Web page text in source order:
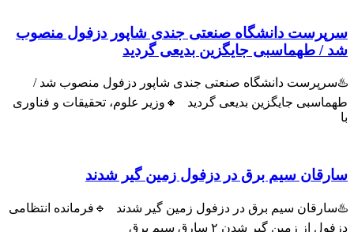
دانشگاه صنعتی جندی شاپور دزفول منصوب
طهماسبی جایگزین بدیعی گردید
دانشگاه صنعتی جندی شاپور دزفول منصوب شد /
جایگزین بدیعی گردید 🔸وزیر علوم، تحقیقات و فناوری
سیم برق در دزفول زمین گیر شدند
سیم برق در دزفول زمین گیر شدند 🔹فرمانده انتظامی
زمین گیر شدن ۲ سارق سیم برق